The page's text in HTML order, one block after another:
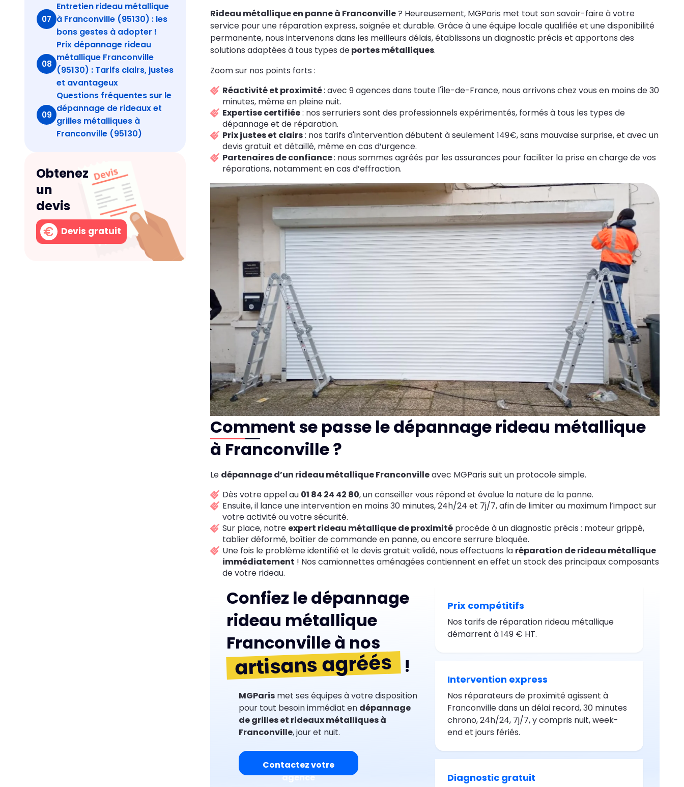
07
Entretien rideau métallique
à Franconville (95130) : les
bons gestes à adopter !
08
Prix dépannage rideau
métallique Franconville
(95130) : Tarifs clairs, justes
et avantageux
09
Questions fréquentes sur le
dépannage de rideaux et
grilles métalliques à
Franconville (95130)
Obtenez
un
devis
Devis gratuit
Rideau métallique en panne à Franconville? Heureusement, MGParis met tout son savoir-faire à votre
service pour une réparation express, soignée et durable. Grâce à une équipe locale qualifiée et une disponibilité
permanente, nous intervenons dans les meilleurs délais, établissons un diagnostic précis et apportons des
solutions adaptées à tous types deportes métalliques.
Zoom sur nos points forts :
Réactivité et proximité: avec 9 agences dans toute l'Île-de-France, nous arrivons chez vous en moins de 30
minutes, même en pleine nuit.
Expertise certifiée: nos serruriers sont des professionnels expérimentés, formés à tous les types de
dépannage et de réparation.
Prix justes et clairs: nos tarifs d'intervention débutent à seulement 149€, sans mauvaise surprise, et avec un
devis gratuit et détaillé, même en cas d’urgence.
Partenaires de confiance: nous sommes agréés par les assurances pour faciliter la prise en charge de vos
réparations, notamment en cas d’effraction.
Comment se passe le dépannage rideau métallique
à Franconville ?
Le dépannage d’un rideau métallique Franconvilleavec MGParis suit un protocole simple.
Dès votre appel au 01 84 24 42 80, un conseiller vous répond et évalue la nature de la panne.
Ensuite, il lance une intervention en moins 30 minutes, 24h/24 et 7j/7, afin de limiter au maximum l’impact sur
votre activité ou votre sécurité.
Sur place, notre expert rideau métallique de proximité procède à un diagnostic précis : moteur grippé,
tablier déformé, boîtier de commande en panne, ou encore serrure bloquée.
Une fois le problème identifié et le devis gratuit validé, nous effectuons la réparation de rideau métallique
immédiatement ! Nos camionnettes aménagées contiennent en effet un stock des principaux composants
de votre rideau.
Confiez le dépannage
rideau métallique
Franconville à nos
artisans agréés !
MGParis met ses équipes à votre disposition
pour tout besoin immédiat en dépannage
de grilles et rideaux métalliques à
Franconville, jour et nuit.
Contactez votre
agence
Prix compétitifs
Nos tarifs de réparation rideau métallique
démarrent à 149 € HT.
Intervention express
Nos réparateurs de proximité agissent à
Franconville dans un délai record, 30 minutes
chrono, 24h/24, 7j/7, y compris nuit, week-
end et jours fériés.
Diagnostic gratuit